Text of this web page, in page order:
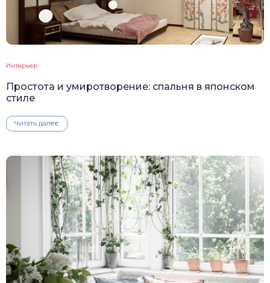
Интерьер
Простота и умиротворение: спальня в японском
стиле
Читать далее